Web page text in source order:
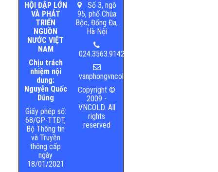
HỘI ĐẬP LỚN
VÀ PHÁT
TRIỂN
NGUỒN
NƯỚC VIỆT
NAM
Chịu trách
nhiệm nội
dung:
Nguyễn Quốc
Dũng
Giấy phép số:
68/GP-TTĐT,
Bộ Thông tin
và Truyền
thông cấp
ngày
18/01/2021
Số 3, ngõ
95, phố Chùa
Bộc, Đống Đa,
Hà Nội
024.3563.9142
vanphongvncold@mard.gov.vn
Copyright ©
2009 -
VNCOLD. All
rights
reserved